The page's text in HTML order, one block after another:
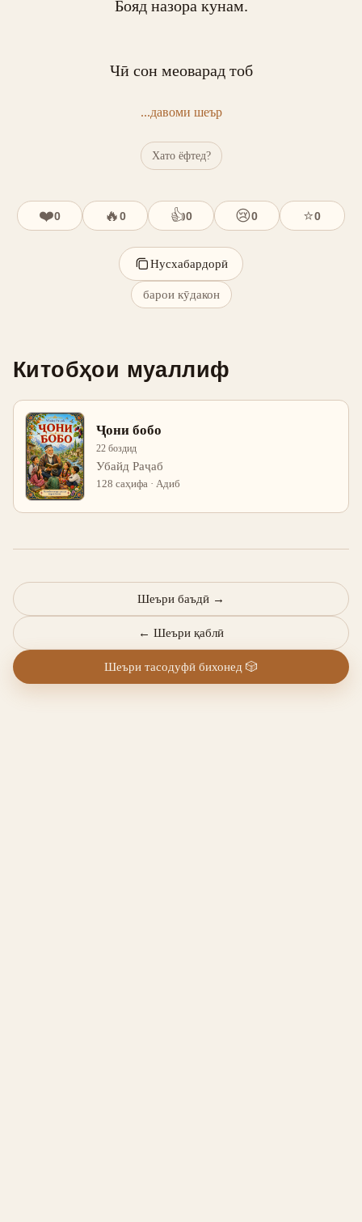
Бояд назора кунам.
Чӣ сон меоварад тоб
...давоми шеър
Хато ёфтед?
❤️0 🔥0 👍0 😢0 ⭐0
Нусхабардорӣ
барои кӯдакон
Китобҳои муаллиф
Ҷони бобо
22 боздид
Убайд Раҷаб
128 саҳифа · Адиб
← Шеъри қаблӣ
Шеъри баъдӣ →
Шеъри тасодуфӣ бихонед 🎲